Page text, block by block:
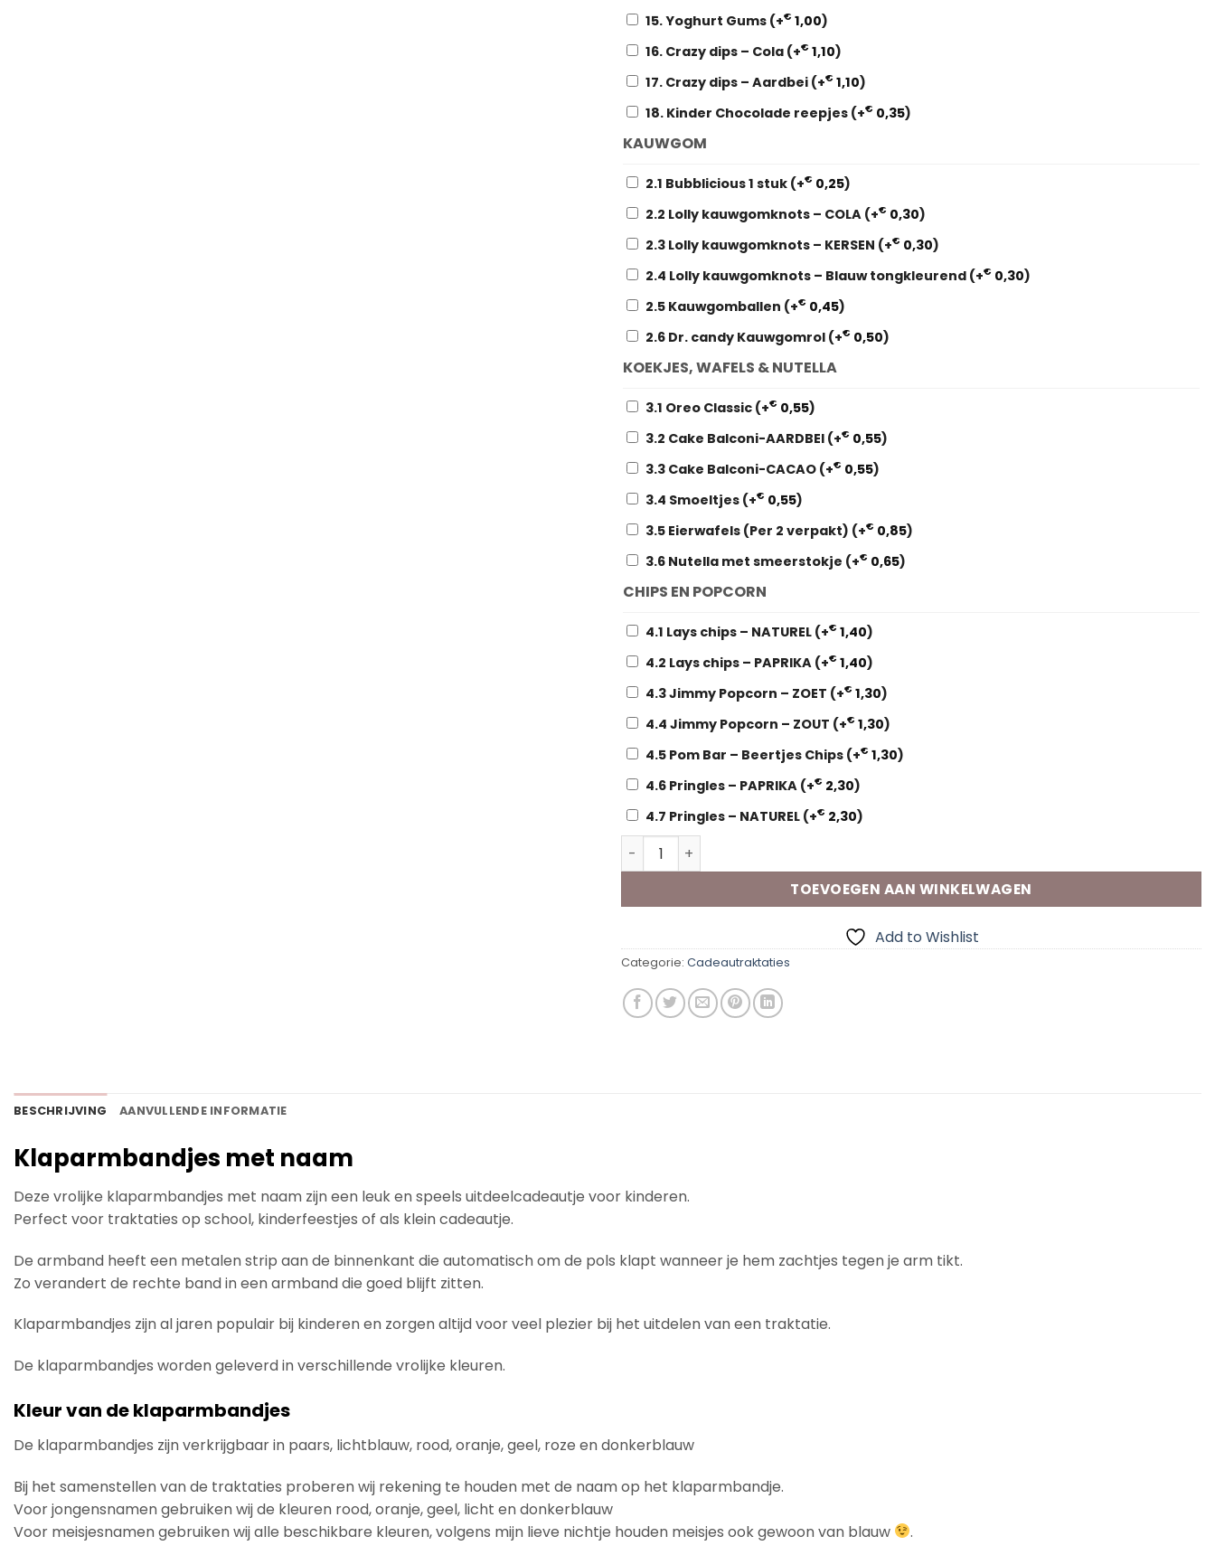
15. Yoghurt Gums (+€ 1,00)
16. Crazy dips – Cola (+€ 1,10)
17. Crazy dips – Aardbei (+€ 1,10)
18. Kinder Chocolade reepjes (+€ 0,35)
KAUWGOM
2.1 Bubblicious 1 stuk (+€ 0,25)
2.2 Lolly kauwgomknots – COLA (+€ 0,30)
2.3 Lolly kauwgomknots – KERSEN (+€ 0,30)
2.4 Lolly kauwgomknots – Blauw tongkleurend (+€ 0,30)
2.5 Kauwgomballen (+€ 0,45)
2.6 Dr. candy Kauwgomrol (+€ 0,50)
KOEKJES, WAFELS & NUTELLA
3.1 Oreo Classic (+€ 0,55)
3.2 Cake Balconi-AARDBEI (+€ 0,55)
3.3 Cake Balconi-CACAO (+€ 0,55)
3.4 Smoeltjes (+€ 0,55)
3.5 Eierwafels (Per 2 verpakt) (+€ 0,85)
3.6 Nutella met smeerstokje (+€ 0,65)
CHIPS EN POPCORN
4.1 Lays chips – NATUREL (+€ 1,40)
4.2 Lays chips – PAPRIKA (+€ 1,40)
4.3 Jimmy Popcorn – ZOET (+€ 1,30)
4.4 Jimmy Popcorn – ZOUT (+€ 1,30)
4.5 Pom Bar – Beertjes Chips (+€ 1,30)
4.6 Pringles – PAPRIKA (+€ 2,30)
4.7 Pringles – NATUREL (+€ 2,30)
Kant en Klare traktatie Klaparmbandje met naam aantal
TOEVOEGEN AAN WINKELWAGEN
Add to Wishlist
Categorie: Cadeautraktaties
BESCHRIJVING AANVULLENDE INFORMATIE
Klaparmbandjes met naam
Deze vrolijke klaparmbandjes met naam zijn een leuk en speels uitdeelcadeautje voor kinderen.
Perfect voor traktaties op school, kinderfeestjes of als klein cadeautje.
De armband heeft een metalen strip aan de binnenkant die automatisch om de pols klapt wanneer je hem zachtjes tegen je arm tikt.
Zo verandert de rechte band in een armband die goed blijft zitten.
Klaparmbandjes zijn al jaren populair bij kinderen en zorgen altijd voor veel plezier bij het uitdelen van een traktatie.
De klaparmbandjes worden geleverd in verschillende vrolijke kleuren.
Kleur van de klaparmbandjes
De klaparmbandjes zijn verkrijgbaar in paars, lichtblauw, rood, oranje, geel, roze en donkerblauw
Bij het samenstellen van de traktaties proberen wij rekening te houden met de naam op het klaparmbandje.
Voor jongensnamen gebruiken wij de kleuren rood, oranje, geel, licht en donkerblauw
Voor meisjesnamen gebruiken wij alle beschikbare kleuren, volgens mijn lieve nichtje houden meisjes ook gewoon van blauw
.